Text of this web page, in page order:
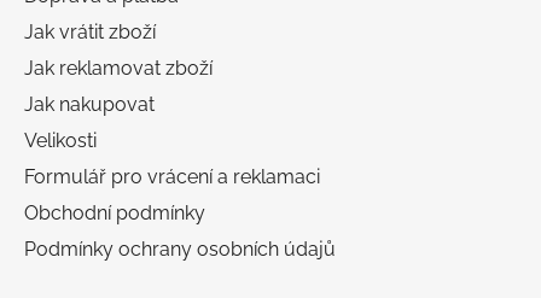
i
Jak vrátit zboží
Jak reklamovat zboží
Jak nakupovat
Velikosti
Formulář pro vrácení a reklamaci
Obchodní podmínky
Podmínky ochrany osobních údajů